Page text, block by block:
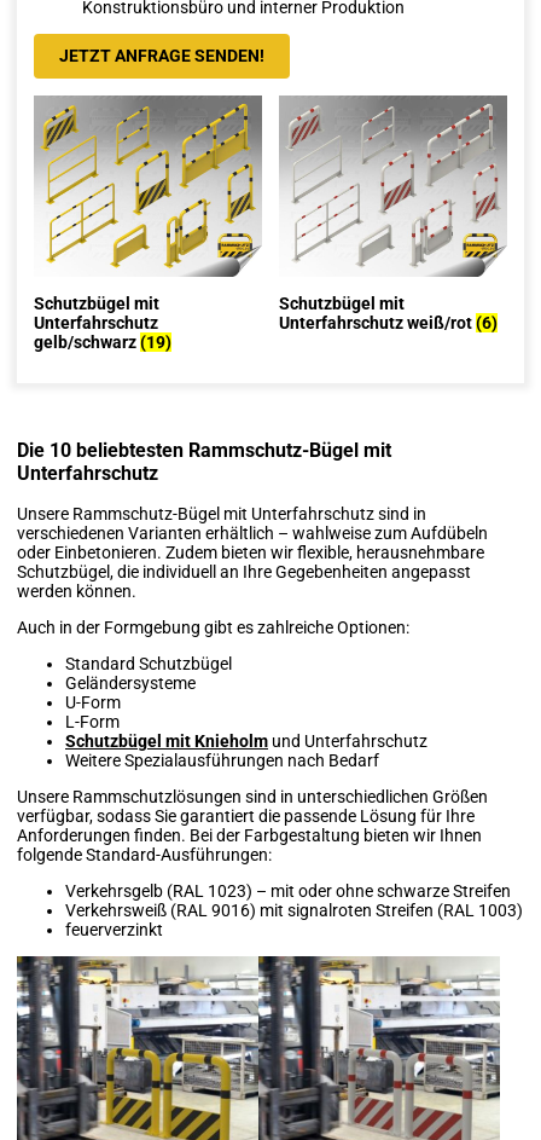
Konstruktionsbüro und interner Produktion
JETZT ANFRAGE SENDEN!
Schutzbügel mit
Unterfahrschutz
gelb/schwarz(19)
Schutzbügel mit
Unterfahrschutz weiß/rot(6)
Die 10 beliebtesten Rammschutz-Bügel mit
Unterfahrschutz
Unsere Rammschutz-Bügel mit Unterfahrschutz sind in
verschiedenen Varianten erhältlich – wahlweise zum Aufdübeln
oder Einbetonieren. Zudem bieten wir flexible, herausnehmbare
Schutzbügel, die individuell an Ihre Gegebenheiten angepasst
werden können.
Auch in der Formgebung gibt es zahlreiche Optionen:
Standard Schutzbügel
Geländersysteme
U-Form
L-Form
Schutzbügel mit Knieholm und Unterfahrschutz
Weitere Spezialausführungen nach Bedarf
Unsere Rammschutzlösungen sind in unterschiedlichen Größen
verfügbar, sodass Sie garantiert die passende Lösung für Ihre
Anforderungen finden. Bei der Farbgestaltung bieten wir Ihnen
folgende Standard-Ausführungen:
Verkehrsgelb (RAL 1023) – mit oder ohne schwarze Streifen
Verkehrsweiß (RAL 9016) mit signalroten Streifen (RAL 1003)
feuerverzinkt